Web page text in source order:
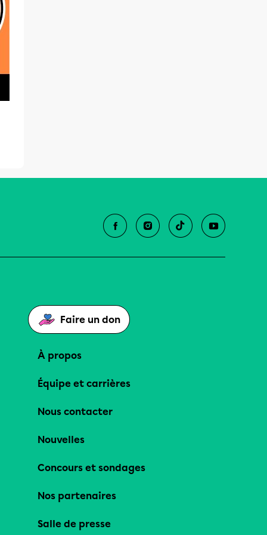
Faire un don
À propos
Équipe et carrières
Nous contacter
Nouvelles
Concours et sondages
Nos partenaires
Salle de presse